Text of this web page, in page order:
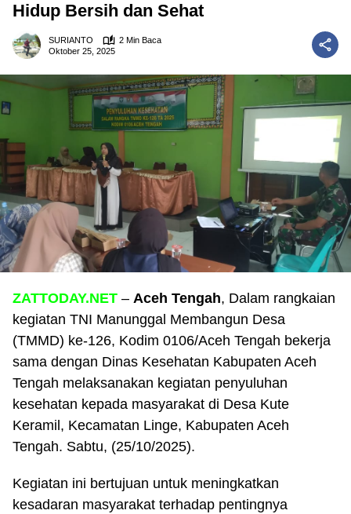
Hidup Bersih dan Sehat
SURIANTO
2 Min Baca
Oktober 25, 2025
ZATTODAY.NET – Aceh Tengah, Dalam rangkaian
kegiatan TNI Manunggal Membangun Desa
(TMMD) ke-126, Kodim 0106/Aceh Tengah bekerja
sama dengan Dinas Kesehatan Kabupaten Aceh
Tengah melaksanakan kegiatan penyuluhan
kesehatan kepada masyarakat di Desa Kute
Keramil, Kecamatan Linge, Kabupaten Aceh
Tengah. Sabtu, (25/10/2025).
Kegiatan ini bertujuan untuk meningkatkan
kesadaran masyarakat terhadap pentingnya